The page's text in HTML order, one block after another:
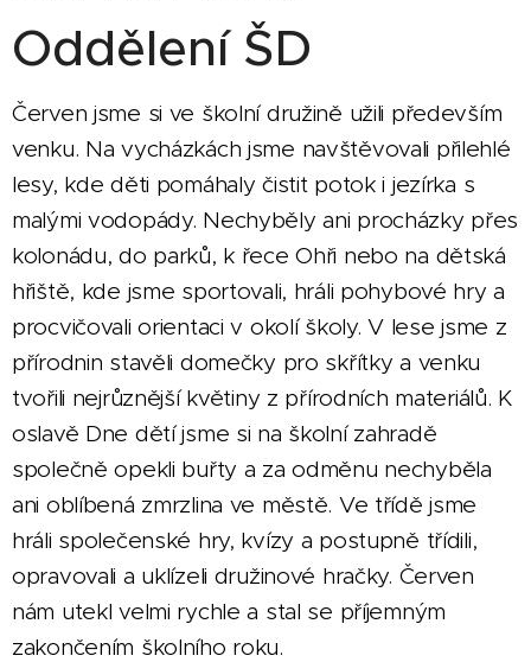
Oddělení ŠD
Červen jsme si ve školní družině užili především
venku. Na vycházkách jsme navštěvovali přilehlé
lesy, kde děti pomáhaly čistit potok i jezírka s
malými vodopády. Nechyběly ani procházky přes
kolonádu, do parků, k řece Ohři nebo na dětská
hřiště, kde jsme sportovali, hráli pohybové hry a
procvičovali orientaci v okolí školy. V lese jsme z
přírodnin stavěli domečky pro skřítky a venku
tvořili nejrůznější květiny z přírodních materiálů. K
oslavě Dne dětí jsme si na školní zahradě
společně opekli buřty a za odměnu nechyběla
ani oblíbená zmrzlina ve městě. Ve třídě jsme
hráli společenské hry, kvízy a postupně třídili,
opravovali a uklízeli družinové hračky. Červen
nám utekl velmi rychle a stal se příjemným
zakončením školního roku.